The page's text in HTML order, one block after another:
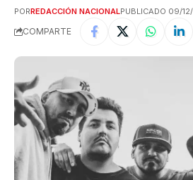
PORREDACCIÓN NACIONALPUBLICADO 09/
COMPARTE